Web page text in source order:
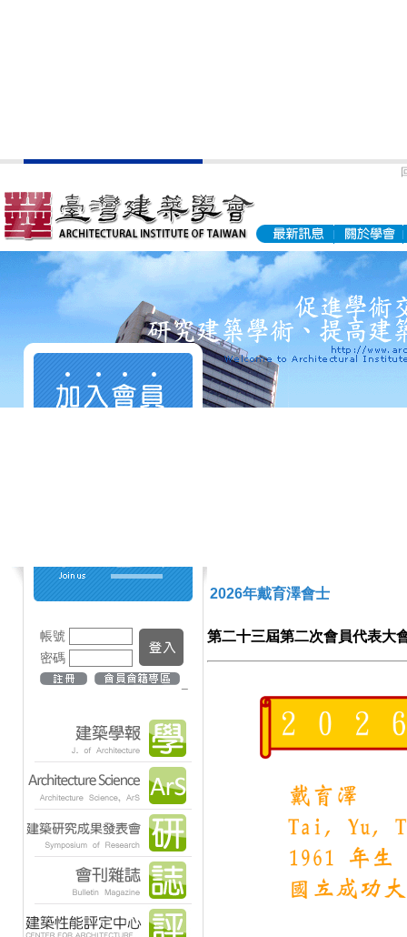
帳號
密碼
2026年戴育澤會士
第二十三屆第二次會員代表大